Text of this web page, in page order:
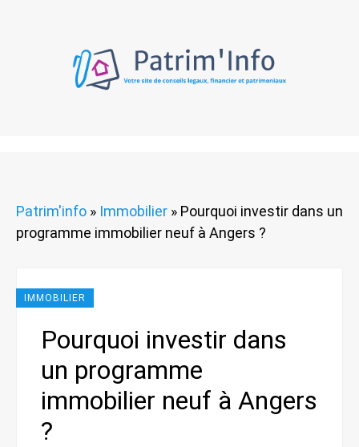
Patrim'info » Immobilier » Pourquoi investir dans un
programme immobilier neuf à Angers ?
IMMOBILIER
Pourquoi investir dans
un programme
immobilier neuf à Angers
?